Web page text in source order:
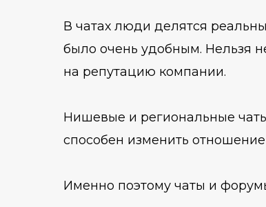
В чатах люди делятся
было очень удобным. Нельзя
на репутацию компании.
Нишевые и региональные
способен изменить
Именно поэтому чаты и